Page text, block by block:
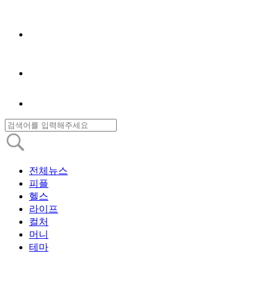
전체뉴스
피플
헬스
라이프
컬처
머니
테마